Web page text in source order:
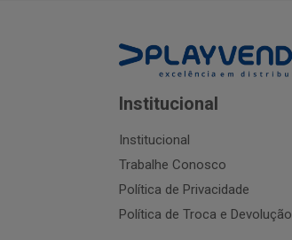
Institucional
Institucional
Trabalhe Conosco
Política de Privacidade
Política de Troca e Devolução